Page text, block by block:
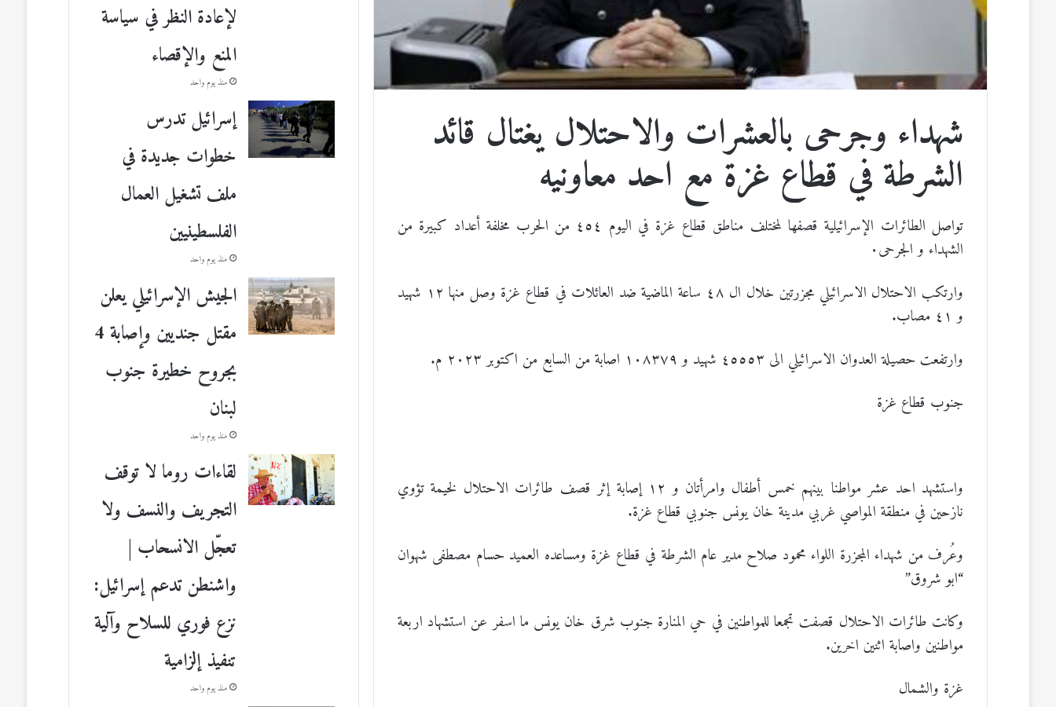
شهداء وجرحى بالعشرات والاحتلال يغتال قائد
الشرطة في قطاع غزة مع احد معاونيه
تواصل الطائرات الإسرائيلية قصفها لمختلف مناطق قطاع غزة في اليوم ٤٥٤ من الحرب مخلفة أعداد كبيرة من
الشهداء و الجرحى٠
وارتكب الاحتلال الاسرائيلي مجزرتين خلال ال ٤٨ ساعة الماضية ضد العائلات في قطاع غزة وصل منها ١٢ شهيد
و ٤١ مصاب.
وارتفعت حصيلة العدوان الاسرائيلي الى ٤٥٥٥٣ شهيد و ١٠٨٣٧٩ اصابة من السابع من اكتوبر ٢٠٢٣ م.
جنوب قطاع غزة
واستشهد احد عشر مواطنا بينهم خمس أطفال وامرأتان و ١٢ إصابة إثر قصف طائرات الاحتلال لخيمة تؤوي
نازحين في منطقة المواصي غربي مدينة خان يونس جنوبي قطاع غزة.
وعُرف من شهداء المجزرة اللواء محمود صلاح مدير عام الشرطة في قطاع غزة ومساعده العميد حسام مصطفى شهوان
“ابو شروق”
وكانت طائرات الاحتلال قصفت تجمعا للمواطنين في حي المنارة جنوب شرق خان يونس ما اسفر عن استشهاد اربعة
مواطنين واصابة اثنين اخرين.
غزة والشمال
لإعادة النظر في سياسة
المنع والإقصاء
منذ يوم واحد
إسرائيل تدرس
خطوات جديدة في
ملف تشغيل العمال
الفلسطينيين
منذ يوم واحد
الجيش الإسرائيلي يعلن
مقتل جنديين وإصابة 4
بجروح خطيرة جنوب
لبنان
منذ يوم واحد
لقاءات روما لا توقف
التجريف والنسف ولا
تعجّل الانسحاب |
واشنطن تدعم إسرائيل:
نزع فوري للسلاح وآلية
تنفيذ إلزامية
منذ يوم واحد